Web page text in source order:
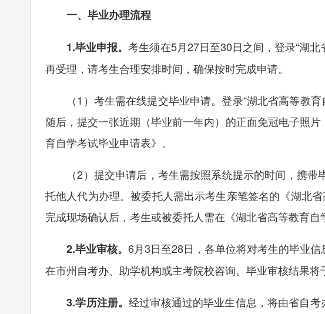
一、毕业办理流程
1.毕业申报。考生须在5月27日至30日之间，登录“湖
再受理，请考生合理安排时间，确保按时完成申请。
（1）考生需在线提交毕业申请。登录“湖北省高等教育
随后，提交一张近期（毕业前一年内）的正面免冠电子照
育自学考试毕业申请表》。
（2）提交申请后，考生需按照系统提示的时间，携带
托他人代为办理。被委托人需出示考生亲笔签名的《湖北
完成现场确认后，考生或被委托人需在《湖北省高等教育自
2.毕业审核。6月3日至28日，各单位将对考生的毕业
在市州自考办、助学机构或主考院校咨询。毕业审核结果将
3.学历注册。经过审核通过的毕业生信息，将由省自